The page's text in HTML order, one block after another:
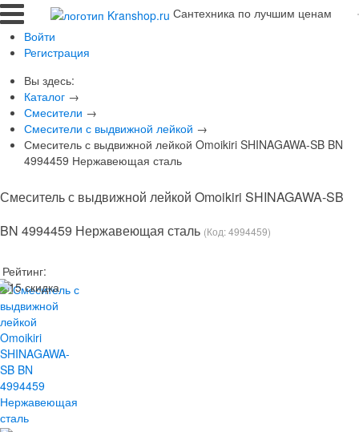
Сантехника по лучшим ценам
Войти
Регистрация
Вы здесь:
Каталог →
Смесители →
Смесители с выдвижной лейкой →
Смеситель с выдвижной лейкой Omoikiri SHINAGAWA-SB BN
4994459 Нержавеющая сталь
Смеситель с выдвижной лейкой Omoikiri SHINAGAWA-SB
BN 4994459 Нержавеющая сталь (Код:4994459)
Рейтинг: